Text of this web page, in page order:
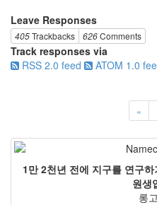
Leave Responses
405Trackbacks 626Comments
Track responses via
RSS 2.0 feed
ATOM 1.0
«
1만 2천년 전에 지구를 연구
원생
롱